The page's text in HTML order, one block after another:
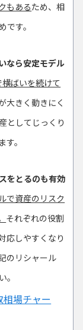
もあるため、相
す。
なら安定モデル
ばいを続けて
大きく動きにく
としてじっくり
。
をとるのも有効
で資産のリスク
それぞれの役割
応しやすくなり
のリシャール
。
場チャー